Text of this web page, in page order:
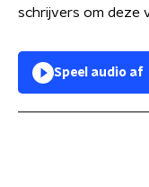
schrijvers om deze
Speel audio af